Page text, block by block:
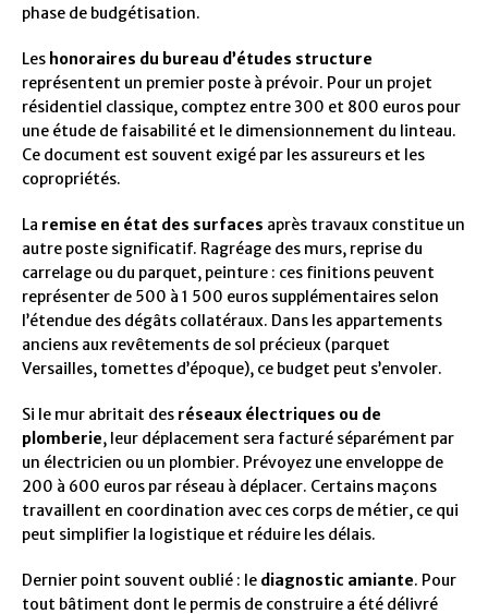
phase de budgétisation.
Les honoraires du bureau d’études structure
représentent un premier poste à prévoir. Pour un projet
résidentiel classique, comptez entre 300 et 800 euros pour
une étude de faisabilité et le dimensionnement du linteau.
Ce document est souvent exigé par les assureurs et les
copropriétés.
La remise en état des surfaces après travaux constitue un
autre poste significatif. Ragréage des murs, reprise du
carrelage ou du parquet, peinture : ces finitions peuvent
représenter de 500 à 1 500 euros supplémentaires selon
l’étendue des dégâts collatéraux. Dans les appartements
anciens aux revêtements de sol précieux (parquet
Versailles, tomettes d’époque), ce budget peut s’envoler.
Si le mur abritait des réseaux électriques ou de
plomberie, leur déplacement sera facturé séparément par
un électricien ou un plombier. Prévoyez une enveloppe de
200 à 600 euros par réseau à déplacer. Certains maçons
travaillent en coordination avec ces corps de métier, ce qui
peut simplifier la logistique et réduire les délais.
Dernier point souvent oublié : le diagnostic amiante. Pour
tout bâtiment dont le permis de construire a été délivré